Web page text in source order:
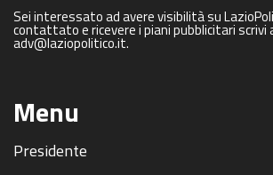
Sei interessato ad avere visibilità su
contattato e ricevere i piani pubblicitari scrivi
adv@laziopolitico.it.
Menu
Presidente